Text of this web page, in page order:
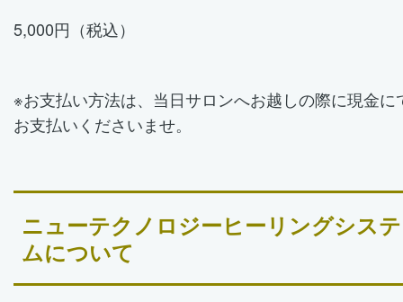
5,000円（税込）
※お支払い方法は、当日サロンへお越しの際に現金に
お支払いくださいませ。
ニューテクノロジーヒーリングシステ
ムについて